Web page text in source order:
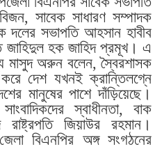
সাবেক সাধারণ সম্পাদক
সভাপতি আহসান হাবীব
জাহিদুল হক জাহিদ প্রমূখ। এ
মাসুদ অরুন বলেন, স্বৈরশাসক
দেশ যখনই ক্রান্তিলগ্নে
মানুষের পাশে দাঁড়িয়েছে।
স্বাধীনতা, বাক
রাষ্ট্রপতি জিয়াউর রহমান।
বিএনপির অঙ্গ সংগঠনের